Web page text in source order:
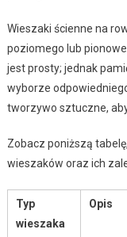
Wieszaki ścienne na
poziomego lub
jest prosty; jednak
wyborze
tworzywo sztuczne,
Zobacz poniższą
wieszaków oraz ich
Typ
wieszaka
Opis